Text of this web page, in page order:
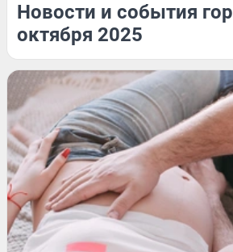
Новости и события
октября 2025